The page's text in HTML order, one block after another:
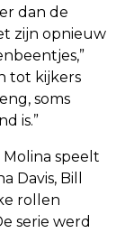
dan de
zijn opnieuw
tot kijkers
soms
is.”
speelt
Davis, Bill
rollen
serie werd